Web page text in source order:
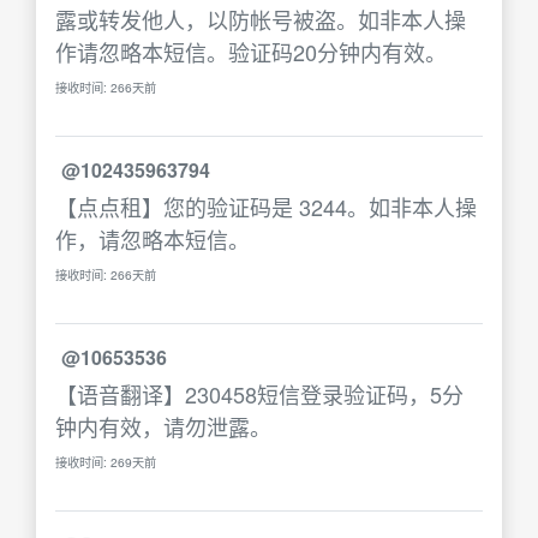
露或转发他人，以防帐号被盗。如非本人操
作请忽略本短信。验证码20分钟内有效。
接收时间: 266天前
@102435963794
【点点租】您的验证码是 3244。如非本人操
作，请忽略本短信。
接收时间: 266天前
@10653536
【语音翻译】230458短信登录验证码，5分
钟内有效，请勿泄露。
接收时间: 269天前